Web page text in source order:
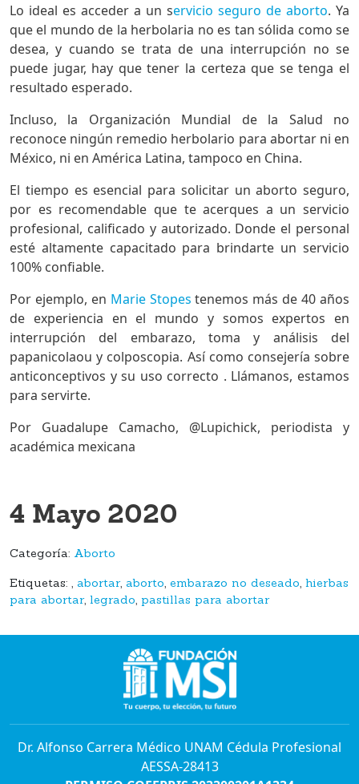
Lo ideal es acceder a un servicio seguro de aborto. Ya
que el mundo de la herbolaria no es tan sólida como se
desea, y cuando se trata de una interrupción no se
puede jugar, hay que tener la certeza que se tenga el
resultado esperado.
Incluso, la Organización Mundial de la Salud no
reconoce ningún remedio herbolario para abortar ni en
México, ni en América Latina, tampoco en China.
El tiempo es esencial para solicitar un aborto seguro,
por es recomendable que te acerques a un servicio
profesional, calificado y autorizado. Donde el personal
esté altamente capacitado para brindarte un servicio
100% confiable.
Por ejemplo, en Marie Stopes tenemos más de 40 años
de experiencia en el mundo y somos expertos en
interrupción del embarazo, toma y análisis del
papanicolaou y colposcopia. Así como consejería sobre
anticonceptivos y su uso correcto . Llámanos, estamos
para servirte.
Por Guadalupe Camacho, @Lupichick, periodista y
académica mexicana
4 Mayo 2020
Categoría: Aborto
Etiquetas: , abortar, aborto, embarazo no deseado, hierbas
para abortar, legrado, pastillas para abortar
Dr. Alfonso Carrera Médico UNAM Cédula Profesional
AESSA-28413